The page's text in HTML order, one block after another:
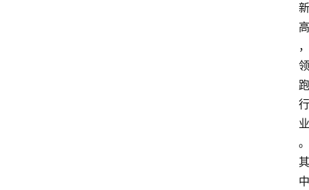
新
高
，
领
跑
行
业
。
其
中